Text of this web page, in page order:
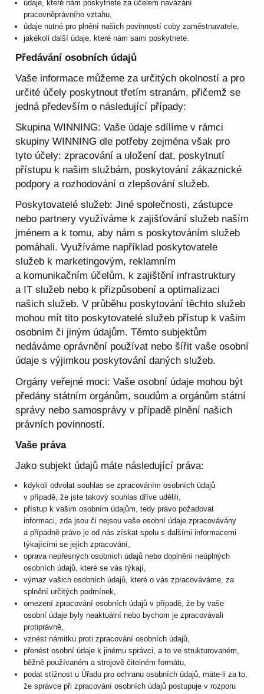
údaje, které nám poskytnete za účelem navázání
pracovněprávního vztahu,
údaje nutné pro plnění našich povinností coby zaměstnavatele,
jakékoli další údaje, které nám sami poskytnete.
Předávání osobních údajů
Vaše informace můžeme za určitých okolností a pro
určité účely poskytnout třetím stranám, přičemž se
jedná především o následující případy:
Skupina WINNING: Vaše údaje sdílíme v rámci
skupiny WINNING dle potřeby zejména však pro
tyto účely: zpracování a uložení dat, poskytnutí
přístupu k našim službám, poskytování zákaznické
podpory a rozhodování o zlepšování služeb.
Poskytovatelé služeb: Jiné společnosti, zástupce
nebo partnery využíváme k zajišťování služeb naším
jménem a k tomu, aby nám s poskytováním služeb
pomáhali. Využíváme například poskytovatele
služeb k marketingovým, reklamním
a komunikačním účelům, k zajištění infrastruktury
a IT služeb nebo k přizpůsobení a optimalizaci
našich služeb. V průběhu poskytování těchto služeb
mohou mít tito poskytovatelé služeb přístup k vašim
osobním či jiným údajům. Těmto subjektům
nedáváme oprávnění používat nebo šířit vaše osobní
údaje s výjimkou poskytování daných služeb.
Orgány veřejné moci: Vaše osobní údaje mohou být
předány státním orgánům, soudům a orgánům státní
správy nebo samosprávy v případě plnění našich
právních povinností.
Vaše práva
Jako subjekt údajů máte následující práva:
kdykoli odvolat souhlas se zpracováním osobních údajů
v případě, že jste takový souhlas dříve udělili,
přístup k vašim osobním údajům, tedy právo požadovat
informaci, zda jsou či nejsou vaše osobní údaje zpracovávány
a případně právo je od nás získat spolu s dalšími informacemi
týkajícími se jejich zpracování,
oprava nepřesných osobních údajů nebo doplnění neúplných
osobních údajů, které se vás týkají,
výmaz vašich osobních údajů, které o vás zpracováváme, za
splnění určitých podmínek,
omezení zpracování osobních údajů v případě, že by vaše
osobní údaje byly neaktuální nebo bychom je zpracovávali
protiprávně,
vznést námitku proti zpracování osobních údajů,
přenést osobní údaje k jinému správci, a to ve strukturovaném,
běžně používaném a strojově čitelném formátu,
podat stížnost u Úřadu pro ochranu osobních údajů, máte-li za to,
že správce při zpracování osobních údajů postupuje v rozporu